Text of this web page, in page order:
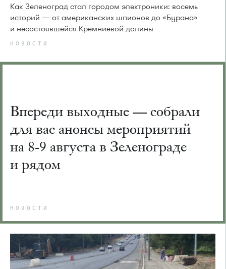
Как Зеленоград стал городом электроники: восемь
историй — от американских шпионов до «Бурана»
и несостоявшейся Кремниевой долины
НОВОСТИ
Впереди выходные — собрали
для вас анонсы мероприятий
на 8-9 августа в Зеленограде
и рядом
НОВОСТИ